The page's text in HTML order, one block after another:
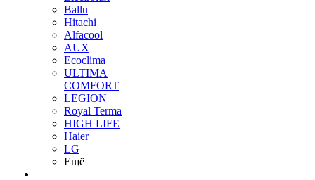
Ballu
Hitachi
Alfacool
AUX
Ecoclima
ULTIMA
COMFORT
LEGION
Royal Terma
HIGH LIFE
Haier
LG
Ещё